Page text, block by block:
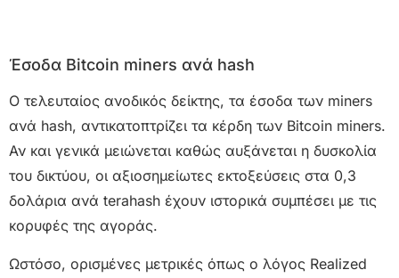
Έσοδα Bitcoin miners ανά hash
Ο τελευταίος ανοδικός δείκτης, τα έσοδα των miners
ανά hash, αντικατοπτρίζει τα κέρδη των Bitcoin miners.
Αν και γενικά μειώνεται καθώς αυξάνεται η δυσκολία
του δικτύου, οι αξιοσημείωτες εκτοξεύσεις στα 0,3
δολάρια ανά terahash έχουν ιστορικά συμπέσει με τις
κορυφές της αγοράς.
Ωστόσο, ορισμένες μετρικές όπως ο λόγος Realized